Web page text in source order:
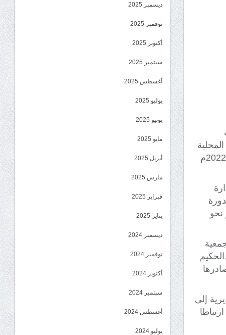
للمجلس الانتقالي بمديرية حالمين محافظة لحج صباح اليوم الأثنين 1أغسطس2022م
نحو
إلى
ديسمبر 2025
نوفمبر 2025
أكتوبر 2025
سبتمبر 2025
أغسطس 2025
يوليو 2025
يونيو 2025
مايو 2025
أبريل 2025
مارس 2025
فبراير 2025
يناير 2025
ديسمبر 2024
نوفمبر 2024
أكتوبر 2024
سبتمبر 2024
أغسطس 2024
يوليو 2024